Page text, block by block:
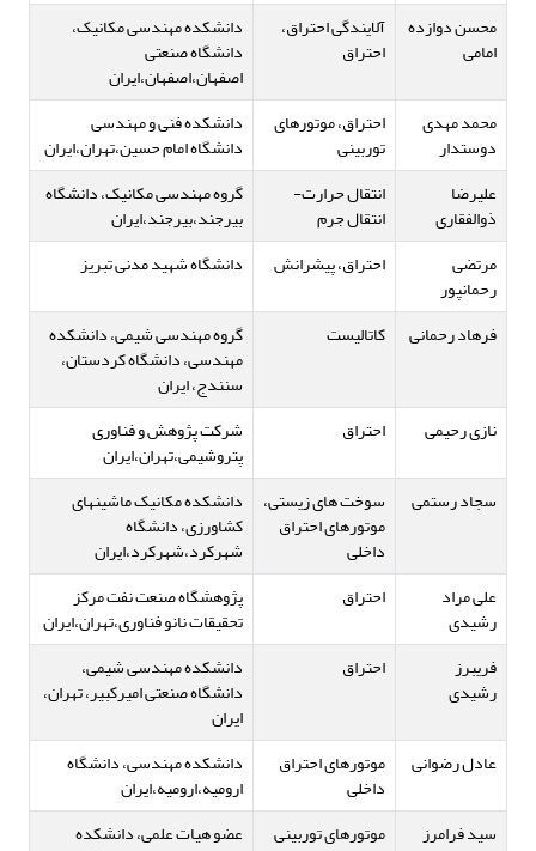
محسن دوازده
امامی
آلایندگی احتراق،
احتراق
دانشکده مهندسی مکانیک،
دانشگاه صنعتی
اصفهان،اصفهان،ایران
محمد مهدی
دوستدار
احتراق، موتورهای
توربینی
دانشکده فنی و مهندسی
دانشگاه امام حسین،تهران،ایران
علیرضا
ذوالفقاری
انتقال حرارت-
انتقال جرم
گروه مهندسی مکانیک، دانشگاه
بیرجند،بیرجند،ایران
مرتضی
رحمانپور
احتراق، پیشرانش دانشگاه شهید مدنی تبریز
فرهاد رحمانی کاتالیست گروه مهندسی شیمی، دانشکده
مهندسی، دانشگاه کردستان،
سنندج، ایران
نازی رحیمی
احتراق شرکت پژوهش و فناوری
پتروشیمی،تهران،ایران
سجاد رستمی
سوخت های زیستی،
موتورهای احتراق
داخلی
دانشکده مکانیک ماشینهای
کشاورزی، دانشگاه
شهرکرد،شهرکرد،ایران
علی مراد
رشیدی
احتراق پژوهشگاه صنعت نفت مرکز
تحقیقات نانو فناوری،تهران،ایران
فریبرز
رشیدی
احتراق دانشکده مهندسی شیمی،
دانشگاه صنعتی امیرکبیر، تهران،
ایران
عادل رضوانی
موتورهای احتراق
داخلی
دانشکده مهندسی، دانشگاه
ارومیه،ارومیه،ایران
سید فرامرز
موتورهای توربینی عضو هیات علمی، دانشکده